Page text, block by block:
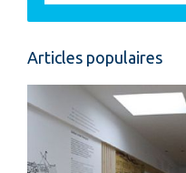
Articles populaires